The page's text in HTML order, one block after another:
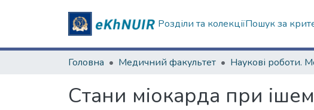
Розділи та колекціїПошук за
Головна Медичний факультет
Стани міокарда при